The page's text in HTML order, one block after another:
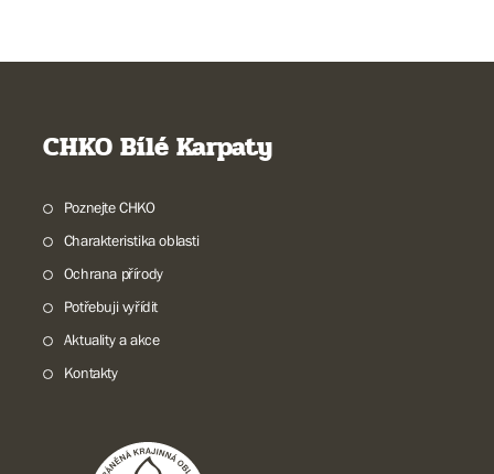
CHKO Bílé Karpaty
Poznejte CHKO
Charakteristika oblasti
Ochrana přírody
Potřebuji vyřídit
Aktuality a akce
Kontakty